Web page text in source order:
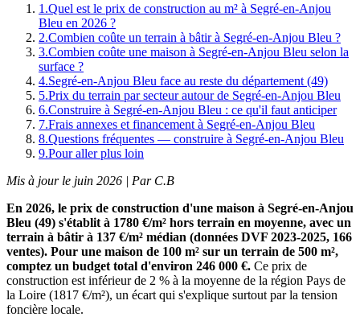
1 .Quel est le prix de construction au m² à Segré-en-Anjou
Bleu en 2026 ?
2.Combien coûte un terrain à bâtir à Segré-en-Anjou Bleu ?
3.Combien coûte une maison à Segré-en-Anjou Bleu selon la
surface ?
4.Segré-en-Anjou Bleu face au reste du département (49)
5.Prix du terrain par secteur autour de Segré-en-Anjou Bleu
6.Construire à Segré-en-Anjou Bleu : ce qu'il faut anticiper
7.Frais annexes et financement à Segré-en-Anjou Bleu
8.Questions fréquentes — construire à Segré-en-Anjou Bleu
9.Pour aller plus loin
Mis à jour le juin 2026 | Par C.B
En 2026, le prix de construction d'une maison à Segré-en-Anjou
Bleu (49) s'établit à 1780 €/m² hors terrain en moyenne, avec un
terrain à bâtir à 137 €/m² médian (données DVF 2023-2025, 166
ventes). Pour une maison de 100 m² sur un terrain de 500 m²,
comptez un budget total d'environ 246 000 €. Ce prix de
construction est inférieur de 2 % à la moyenne de la région Pays de
la Loire (1817 €/m²), un écart qui s'explique surtout par la tension
foncière locale.